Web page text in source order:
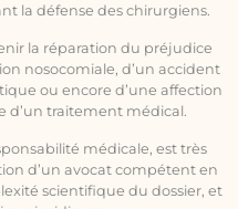
la défense des chirurgiens.
la réparation du préjudice
nosocomiale, d’un accident
ou encore d’une affection
d’un traitement médical.
médicale, est très
d’un avocat compétent en
scientifique du dossier, et